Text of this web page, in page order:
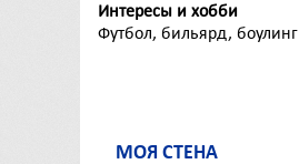
Интересы и хобби
Футбол, бильярд, боулинг
МОЯ СТЕНА